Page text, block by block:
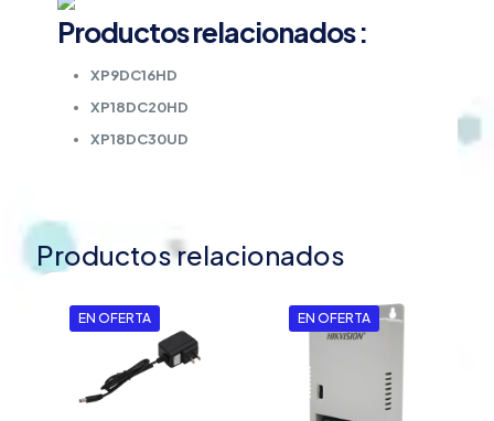
Productos relacionados :
XP9DC16HD
XP18DC20HD
XP18DC30UD
Productos relacionados
EN OFERTA EN OFERTA